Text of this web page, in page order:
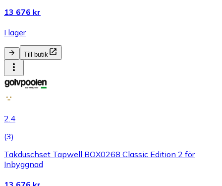
13 676 kr
I lager
Till butik
2.4
(3)
Takduschset Tapwell BOX0268 Classic Edition 2 för
Inbyggnad